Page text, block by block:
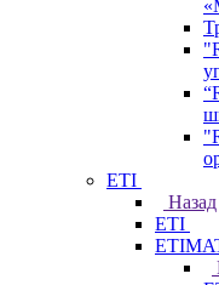
ETI
Назад
ETI